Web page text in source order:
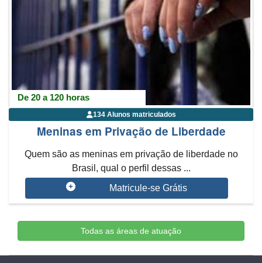
De 20 a 120 horas
134 Alunos matriculados
Meninas em Privação de Liberdade
Quem são as meninas em privação de liberdade no
Brasil, qual o perfil dessas ...
Matricule-se Grátis
Todas as áreas de atuação